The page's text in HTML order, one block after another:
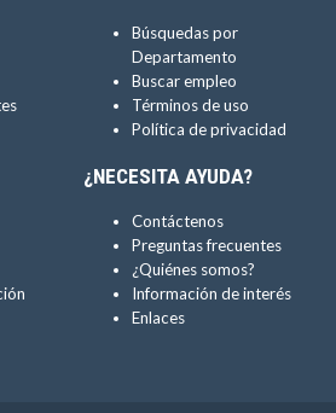
Búsquedas por
Departamento
Buscar empleo
Términos de uso
Política de privacidad
¿NECESITA AYUDA?
Contáctenos
Preguntas frecuentes
¿Quiénes somos?
Información de interés
Enlaces